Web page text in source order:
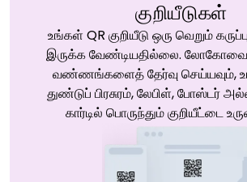
குறியீடுகள்
உங்கள் QR குறியீடு ஒரு வெறும்
இருக்க வேண்டியதில்லை.
வண்ணங்களைத் தேர்வு செய்யவும்,
துண்டுப் பிரசுரம், லேபிள், போஸ்டர்
கார்டில் பொருந்தும் குறியீட்டை